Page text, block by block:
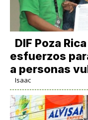
DIF Poza
esfuerzos
a personas
Isaac